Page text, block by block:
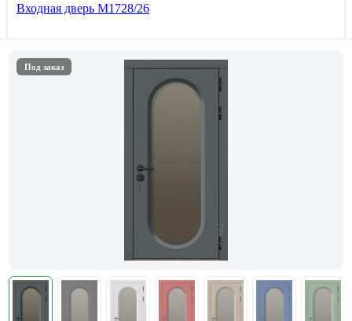
Входная дверь М1728/26
Под заказ